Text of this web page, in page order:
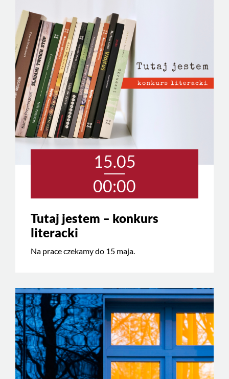
15.05
00:00
Tutaj jestem – konkurs
literacki
Na prace czekamy do 15 maja.